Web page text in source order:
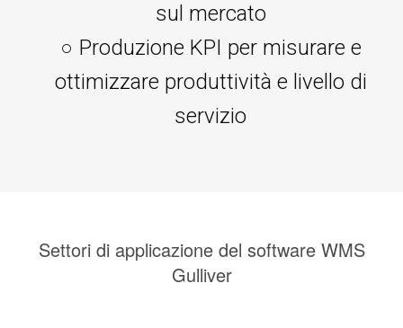
sul mercato
○ Produzione KPI per misurare e
ottimizzare produttività e livello di
servizio
Settori di applicazione del software WMS
Gulliver